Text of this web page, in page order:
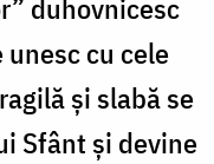
duhovnicesc
cu cele
şi slabă se
Sfânt şi devine